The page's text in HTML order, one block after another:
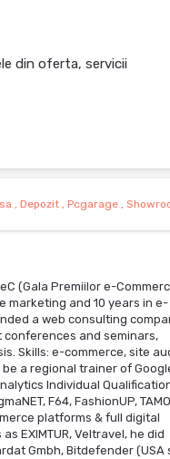
din oferta, servicii
, Depozit, Pcgarage,
(Gala Premiilor e-
marketing and 10 years in e-
a web consulting
conferences and seminars,
Skills: e-commerce, site
be a regional trainer of
Individual
F64, FashionUP,
platforms & full digital
EXIMTUR, Veltravel, he did
Gmbh, Bitdefender (USA